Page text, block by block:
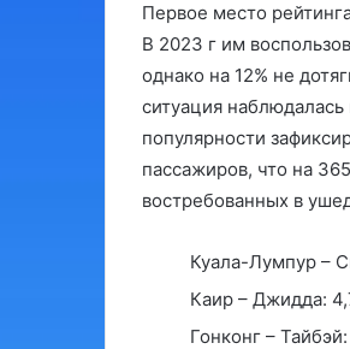
Первое место
В 2023 г им
однако на 12% не
ситуация
популярности
пассажиров, что на
востребованных в
Куала-Лумпур –
Каир – Джидда:
Гонконг –